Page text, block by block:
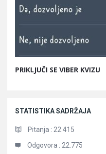
PRIKLJUČI SE VIBER KVIZU
STATISTIKA SADRŽAJA
Pitanja : 22.415
Odgovora : 22.775